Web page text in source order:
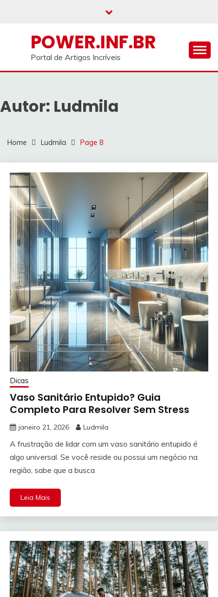
POWER.INF.BR
Portal de Artigos Incríveis
Autor: Ludmila
Home Ludmila Page 8
Dicas
Vaso Sanitário Entupido? Guia
Completo Para Resolver Sem Stress
janeiro 21, 2026 Ludmila
A frustração de lidar com um vaso sanitário entupido é
algo universal. Se você reside ou possui um negócio na
região, sabe que a busca
Leia Mais